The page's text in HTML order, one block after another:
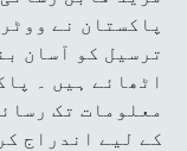
پاکستان نے
ترسیل کو آسان
اٹھائے ہیں ۔
معلومات تک
کے لیے اندراج